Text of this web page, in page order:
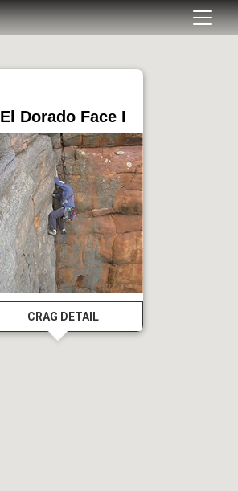
El Dorado Face I
CRAG DETAIL